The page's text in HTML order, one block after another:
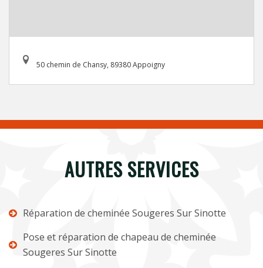
50 chemin de Chansy, 89380 Appoigny
AUTRES SERVICES
Réparation de cheminée Sougeres Sur Sinotte
Pose et réparation de chapeau de cheminée
Sougeres Sur Sinotte